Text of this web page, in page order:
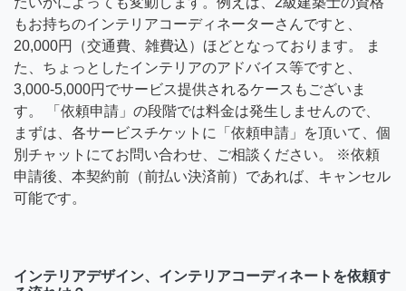
もお持ちのインテリアコーディネーターさんですと、
20,000円（交通費、雑費込）ほどとなっております。 ま
た、ちょっとしたインテリアのアドバイス等ですと、
3,000-5,000円でサービス提供されるケースもございま
す。 「依頼申請」の段階では料金は発生しませんので、
まずは、各サービスチケットに「依頼申請」を頂いて、個
別チャットにてお問い合わせ、ご相談ください。 ※依頼
申請後、本契約前（前払い決済前）であれば、キャンセル
可能です。
インテリアデザイン、インテリアコーディネートを依頼す